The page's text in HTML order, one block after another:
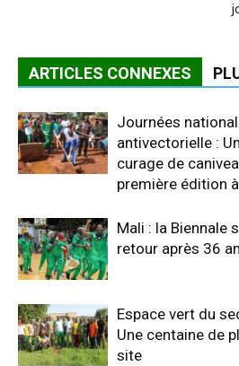
ARTICLES CONNEXES
Journées
antivectorielle :
curage de
première édition
Mali : la Biennale
retour après 36
Espace vert du
Une centaine de
site